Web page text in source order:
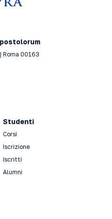
Roma 00163
Studenti
Corsi
Iscrizione
Iscritti
Alumni